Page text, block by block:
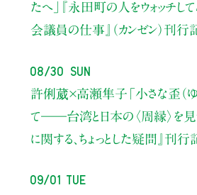
たへ」
『永田町の人をウォッチして
会議員の仕事』（カンゼン）刊行
08/30 Sun
許俐葳×高瀬隼子 「小さな歪（
て――台湾と日本の〈周縁〉を見
に関する、ちょっとした疑問』刊行
09/01 Tue